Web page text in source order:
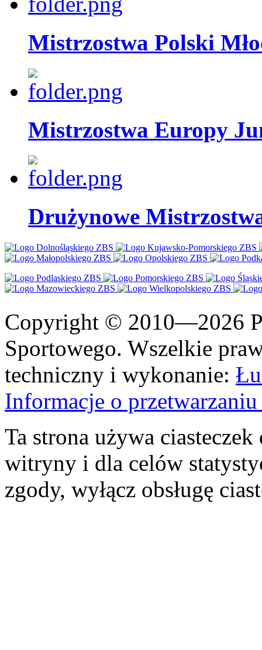
Mistrzostwa Polski
Mistrzostwa Europy
Drużynowe
Copyright © 2010—2026
Sportowego. Wszelkie
techniczny i wykonanie:
Informacje o
Ta strona używa
witryny i dla celów
zgody, wyłącz obsługę